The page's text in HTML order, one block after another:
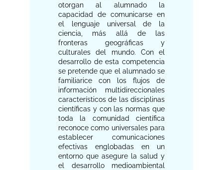
otorgan al alumnado la
capacidad de comunicarse en
el lenguaje universal de la
ciencia, más allá de las
fronteras geográficas y
culturales del mundo. Con el
desarrollo de esta competencia
se pretende que el alumnado se
familiarice con los flujos de
información multidireccionales
característicos de las disciplinas
científicas y con las normas que
toda la comunidad científica
reconoce como universales para
establecer comunicaciones
efectivas englobadas en un
entorno que asegure la salud y
el desarrollo medioambiental